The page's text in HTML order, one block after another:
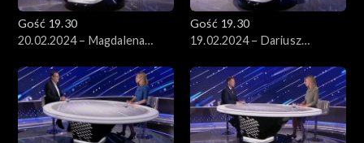
Gość 19.30
20.02.2024 – Magdalena
Gość 19.30
19.02.2024 – Dariusz